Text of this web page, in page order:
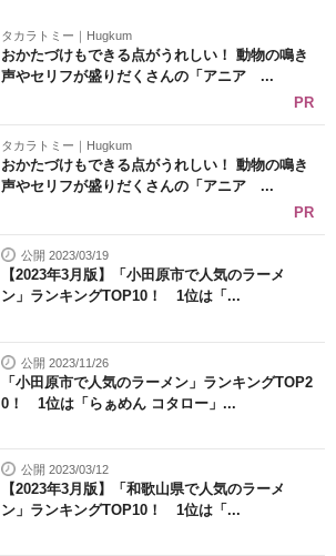
タカラトミー｜Hugkum
おかたづけもできる点がうれしい！ 動物の鳴き
声やセリフが盛りだくさんの「アニア ...
PR
タカラトミー｜Hugkum
おかたづけもできる点がうれしい！ 動物の鳴き
声やセリフが盛りだくさんの「アニア ...
PR
公開 2023/03/19
【2023年3月版】「小田原市で人気のラーメ
ン」ランキングTOP10！ 1位は「...
公開 2023/11/26
「小田原市で人気のラーメン」ランキングTOP2
0！ 1位は「らぁめん コタロー」...
公開 2023/03/12
【2023年3月版】「和歌山県で人気のラーメ
ン」ランキングTOP10！ 1位は「...